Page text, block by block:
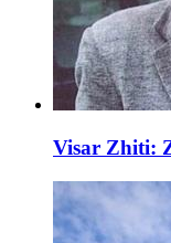
Visar Zhiti: